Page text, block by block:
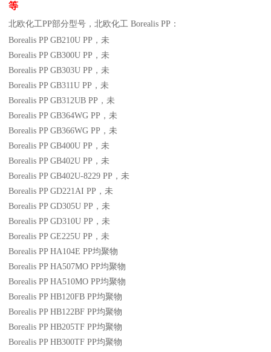
等
北欧化工PP部分型号，北欧化工 Borealis PP：
Borealis PP GB210U PP ，未
Borealis PP GB300U PP ，未
Borealis PP GB303U PP ，未
Borealis PP GB311U PP ，未
Borealis PP GB312UB PP ，未
Borealis PP GB364WG PP ，未
Borealis PP GB366WG PP ，未
Borealis PP GB400U PP ，未
Borealis PP GB402U PP ，未
Borealis PP GB402U-8229 PP ，未
Borealis PP GD221AI PP ，未
Borealis PP GD305U PP ，未
Borealis PP GD310U PP ，未
Borealis PP GE225U PP ，未
Borealis PP HA104E PP均聚物
Borealis PP HA507MO PP均聚物
Borealis PP HA510MO PP均聚物
Borealis PP HB120FB PP均聚物
Borealis PP HB122BF PP均聚物
Borealis PP HB205TF PP均聚物
Borealis PP HB300TF PP均聚物